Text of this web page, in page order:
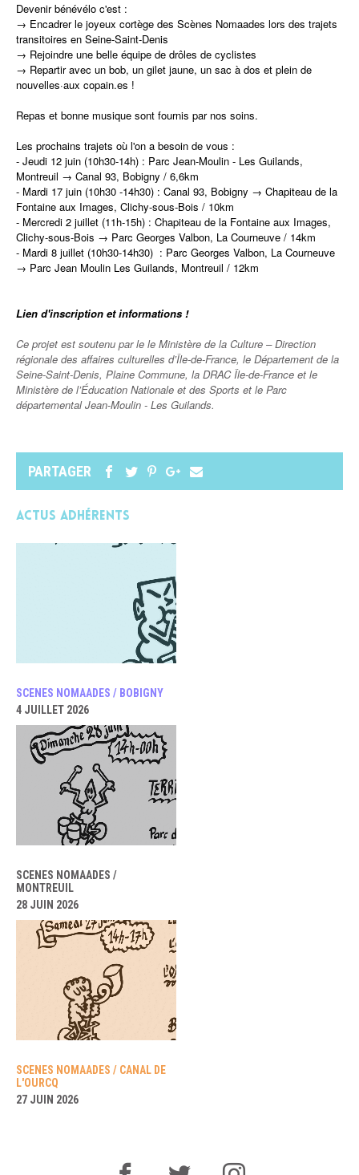
Devenir bénévélo c'est :
→ Encadrer le joyeux cortège des Scènes Nomaades lors des trajets
transitoires en Seine-Saint-Denis
→ Rejoindre une belle équipe de drôles de cyclistes
→ Repartir avec un bob, un gilet jaune, un sac à dos et plein de
nouvelles·aux copain.es !
Repas et bonne musique sont fournis par nos soins.
Les prochains trajets où l'on a besoin de vous :
- Jeudi 12 juin (10h30-14h) : Parc Jean-Moulin - Les Guilands,
Montreuil → Canal 93, Bobigny / 6,6km
- Mardi 17 juin (10h30 -14h30) : Canal 93, Bobigny → Chapiteau de la
Fontaine aux Images, Clichy-sous-Bois / 10km
- Mercredi 2 juillet (11h-15h) : Chapiteau de la Fontaine aux Images,
Clichy-sous-Bois → Parc Georges Valbon, La Courneuve / 14km
- Mardi 8 juillet (10h30-14h30) : Parc Georges Valbon, La Courneuve
→ Parc Jean Moulin Les Guilands, Montreuil / 12km
Lien d'inscription et informations !
Ce projet est soutenu par le le Ministère de la Culture – Direction
régionale des affaires culturelles d’Île-de-France, le Département de la
Seine-Saint-Denis, Plaine Commune, la DRAC Île-de-France et le
Ministère de l’Éducation Nationale et des Sports et le Parc
départemental Jean-Moulin - Les Guilands.
PARTAGER
Actus adhérents
SCENES NOMAADES / BOBIGNY
4 JUILLET 2026
SCENES NOMAADES /
MONTREUIL
28 JUIN 2026
SCENES NOMAADES / CANAL DE
L'OURCQ
27 JUIN 2026